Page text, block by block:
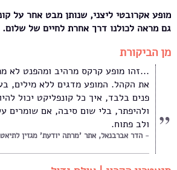
מופע אקרובטי ליצני, שנותן מבט אחר על
גם מראה לכולנו דרך אחרת לחיים של שלום.
מן הביקורת
...זהו מופע קרקס מרהיב ומהפנט לא
את הקהל. המופע מדגים ללא מילים,
פנים בלבד, איך כל קונפליקט יכול
ולהיפתר, בלי שום סיבה, אם שומרים
ולב פתוח.
הדר אברבנאל, אתר 'מרתה יודעת' מגזין